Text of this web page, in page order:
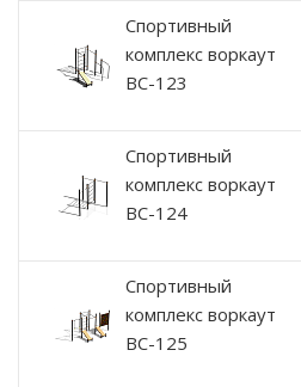
Спортивный
комплекс воркаут
ВС-123
Спортивный
комплекс воркаут
ВС-124
Спортивный
комплекс воркаут
ВС-125